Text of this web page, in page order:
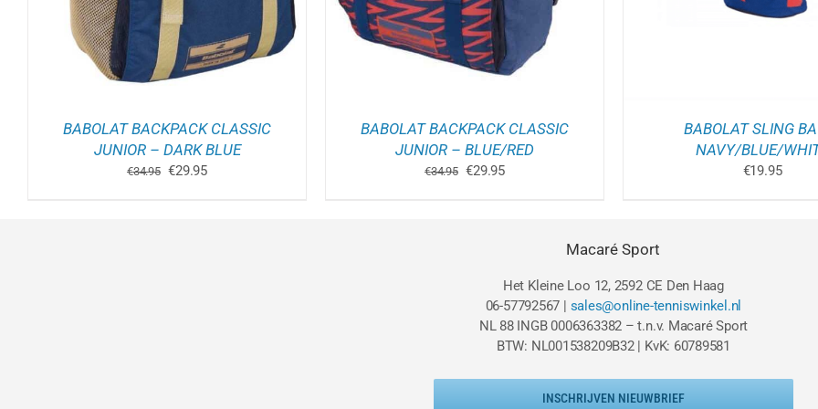
BABOLAT BACKPACK CLASSIC
JUNIOR – DARK BLUE
€34.95 Oorspronkelijke
€29.95Huidige
BABOLAT BACKPACK CLASSIC
JUNIOR – BLUE/RED
€34.95 Oorspronkelijke
€29.95Huidige
BABOLAT SLING
NAVY/BLUE/
€19.95
Macaré Sport
Het Kleine Loo 12, 2592 CE Den Haag
06-57792567 | sales@online-tenniswinkel.nl
NL 88 INGB 0006363382 – t.n.v. Macaré Sport
BTW: NL001538209B32 | KvK: 60789581
INSCHRIJVEN NIEUWBRIEF